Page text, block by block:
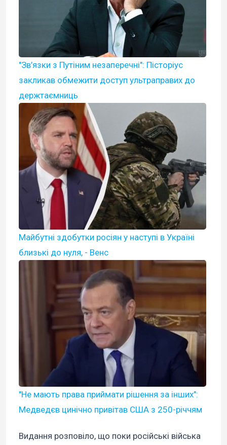
"Зв’язки з Путіним незаперечні": Пісторіус
закликав обмежити доступ ультраправих до
держтаємниць
Майбутні здобутки росіян у наступі в Україні
близькі до нуля, - Венс
"Не мають права приймати рішення за інших":
Медведєв цинічно привітав США з 250-річчям
Видання розповіло, що поки російські війська